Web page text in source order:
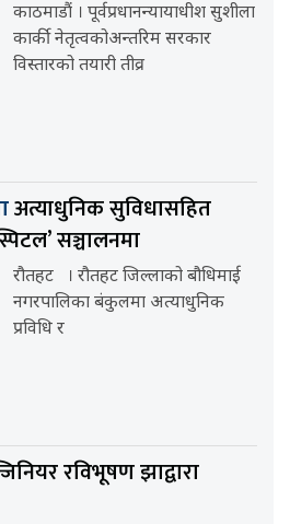
काठमाडौं । पूर्वप्रधानन्यायाधीश सुशीला
कार्की नेतृत्वकोअन्तरिम सरकार
विस्तारको तयारी तीव्र
अत्याधुनिक सुविधासहित
सञ्चालनमा
रौतहट । रौतहट जिल्लाको बौधिमाई
नगरपालिका बंकुलमा अत्याधुनिक
प्रविधि र
रविभूषण झाद्वारा